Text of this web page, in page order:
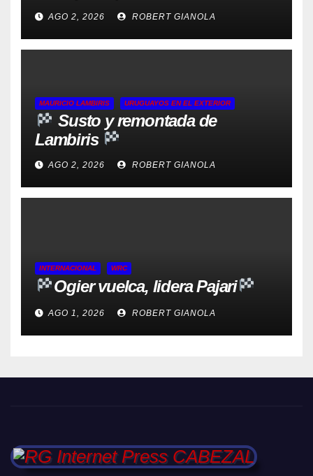
AGO 2, 2026 ROBERT GIANOLA
MAURICIO LAMBIRIS URUGUAYOS EN EL EXTERIOR
Susto y remontada de
Lambiris
AGO 2, 2026 ROBERT GIANOLA
INTERNACIONAL WRC
Ogier vuelca, lidera Pajari
AGO 1, 2026 ROBERT GIANOLA